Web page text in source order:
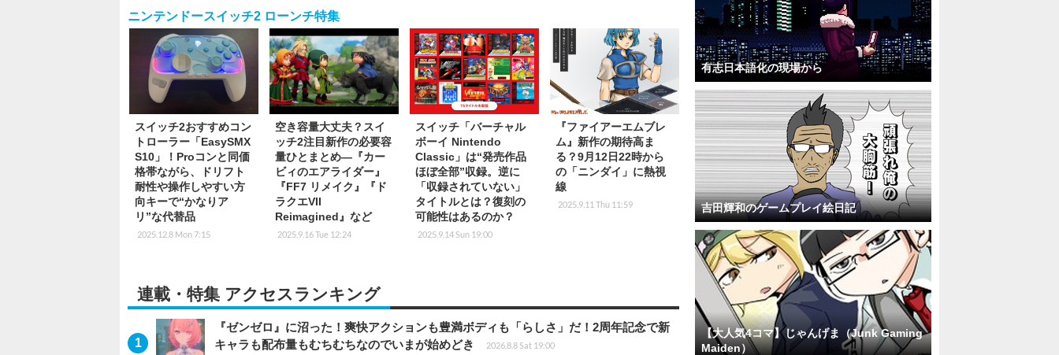
ニンテンドースイッチ2 ローンチ特集
スイッチ2おすすめコン
トローラー「EasySMX
S10」！Proコンと同価
格帯ながら、ドリフト
耐性や操作しやすい方
向キーで“かなりア
リ”な代替品
2025.12.8 Mon 7:15
空き容量大丈夫？スイ
ッチ2注目新作の必要容
量ひとまとめ―『カー
ビィのエアライダー』
『FF7 リメイク』『ド
ラクエVII
Reimagined』など
2025.9.16 Tue 12:24
スイッチ「バーチャル
ボーイ Nintendo
Classic」は“発売作品
ほぼ全部”収録。逆に
「収録されていない」
タイトルとは？復刻の
可能性はあるのか？
2025.9.14 Sun 19:00
『ファイアーエムブレ
ム』新作の期待高ま
る？9月12日22時から
の「ニンダイ」に熱視
線
2025.9.11 Thu 11:59
連載・特集 アクセスランキング
『ゼンゼロ』に沼った！爽快アクションも豊満ボディも「らしさ」だ！2周年記念で新
キャラも配布量もむちむちなのでいまが始めどき
2026.8.8 Sat 19:00
有志日本語化の現場から
吉田輝和のゲームプレイ絵日記
【大人気4コマ】じゃんげま（Junk Gaming
Maiden）